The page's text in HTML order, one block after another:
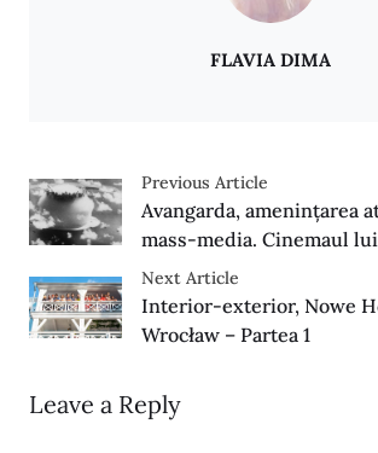
FLAVIA DIMA
Previous Article
Avangarda, amenințarea
mass-media. Cinemaul
Next Article
Interior-exterior, Nowe
Wrocław – Partea 1
Leave a Reply